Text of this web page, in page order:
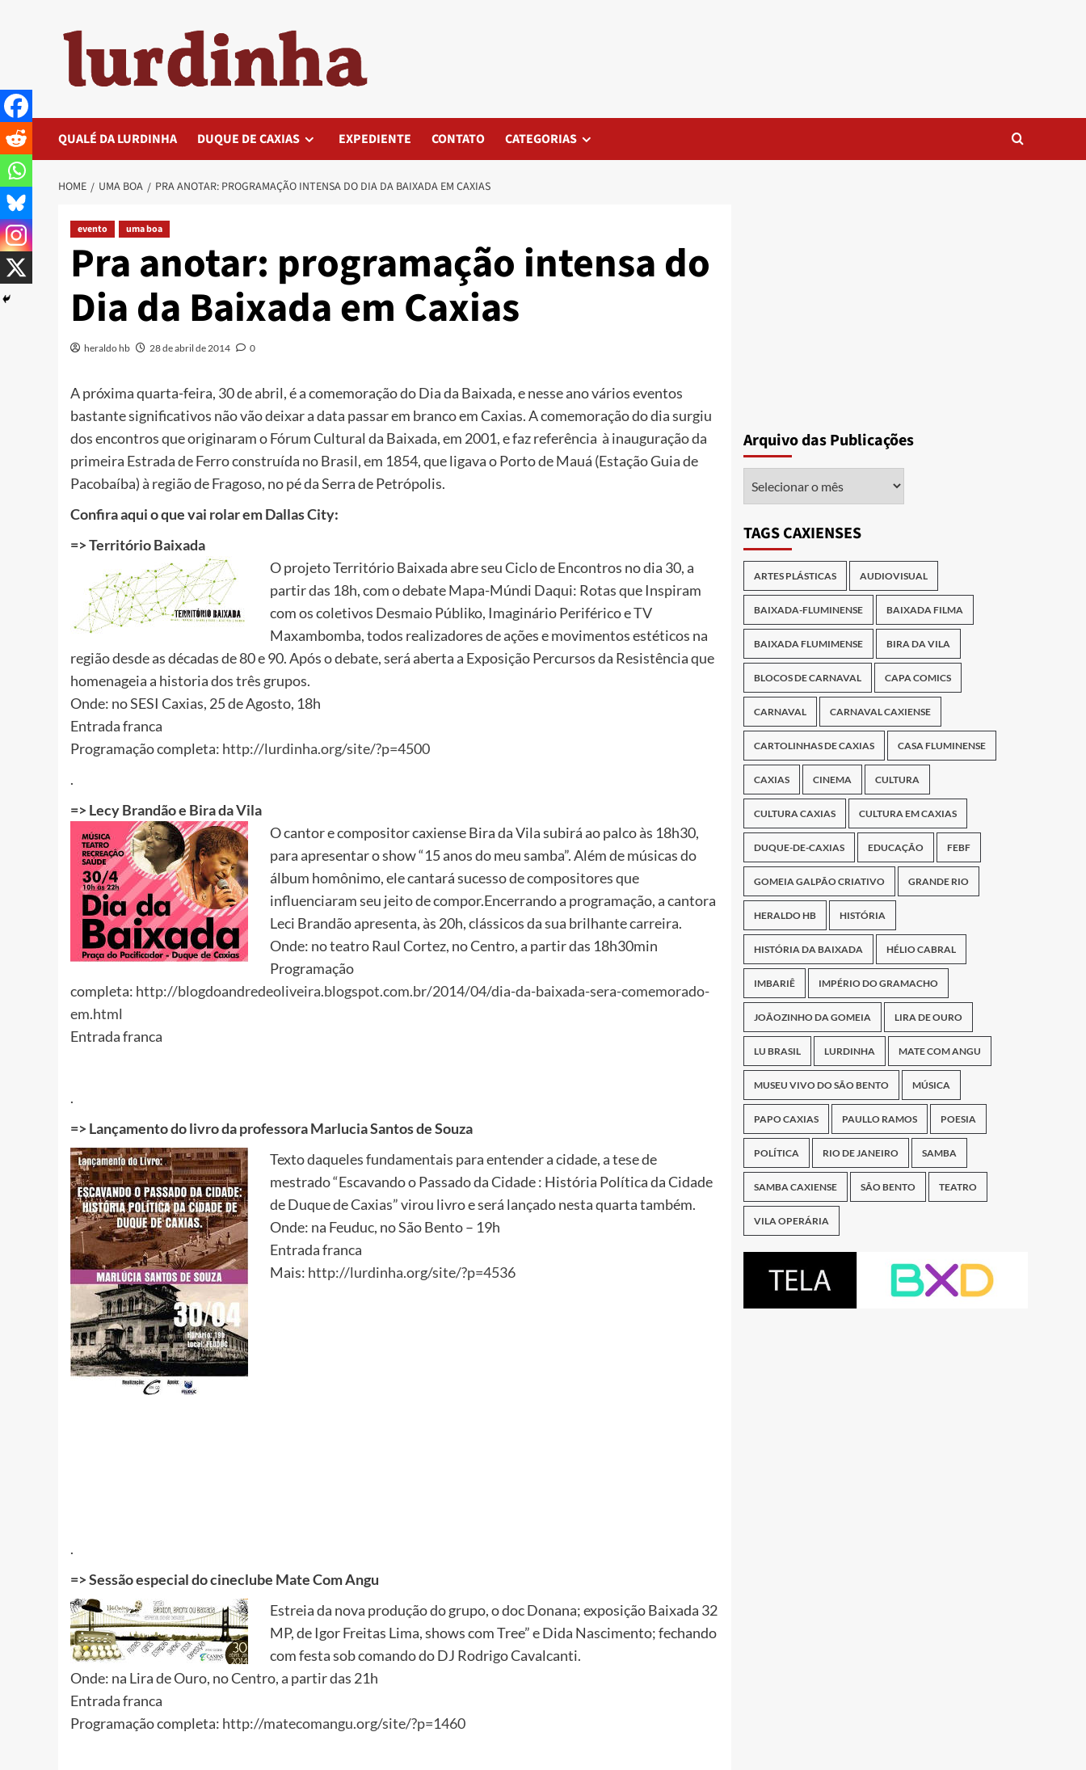
QUALÉ DA LURDINHA DUQUE DE CAXIAS EXPEDIENTE CONTATO CATEGORIAS
HOME UMA BOA PRA ANOTAR: PROGRAMAÇÃO INTENSA DO DIA DA BAIXADA EM CAXIAS
evento uma boa
Pra anotar: programação intensa do
Dia da Baixada em Caxias
heraldo hb 28 de abril de 2014 0
A próxima quarta-feira, 30 de abril, é a comemoração do Dia da Baixada, e nesse ano vários eventos
bastante significativos não vão deixar a data passar em branco em Caxias. A comemoração do dia surgiu
dos encontros que originaram o Fórum Cultural da Baixada, em 2001, e faz referência à inauguração da
primeira Estrada de Ferro construída no Brasil, em 1854, que ligava o Porto de Mauá (Estação Guia de
Pacobaíba) à região de Fragoso, no pé da Serra de Petrópolis.
Confira aqui o que vai rolar em Dallas City:
=> Território Baixada
O projeto Território Baixada abre seu Ciclo de Encontros no dia 30, a
partir das 18h, com o debate Mapa-Múndi Daqui: Rotas que Inspiram
com os coletivos Desmaio Públiko, Imaginário Periférico e TV
Maxambomba, todos realizadores de ações e movimentos estéticos na
região desde as décadas de 80 e 90. Após o debate, será aberta a Exposição Percursos da Resistência que
homenageia a historia dos três grupos.
Onde: no SESI Caxias, 25 de Agosto, 18h
Entrada franca
Programação completa: http://lurdinha.org/site/?p=4500
.
=> Lecy Brandão e Bira da Vila
O cantor e compositor caxiense Bira da Vila subirá ao palco às 18h30,
para apresentar o show “15 anos do meu samba”. Além de músicas do
álbum homônimo, ele cantará sucesso de compositores que
influenciaram seu jeito de compor.Encerrando a programação, a cantora
Leci Brandão apresenta, às 20h, clássicos da sua brilhante carreira.
Onde: no teatro Raul Cortez, no Centro, a partir das 18h30min
Programação
completa: http://blogdoandredeoliveira.blogspot.com.br/2014/04/dia-da-baixada-sera-comemorado-
em.html
Entrada franca
.
=> Lançamento do livro da professora Marlucia Santos de Souza
Texto daqueles fundamentais para entender a cidade, a tese de
mestrado “Escavando o Passado da Cidade : História Política da Cidade
de Duque de Caxias” virou livro e será lançado nesta quarta também.
Onde: na Feuduc, no São Bento – 19h
Entrada franca
Mais: http://lurdinha.org/site/?p=4536
.
=>Sessão especial do cineclube Mate Com Angu
Estreia da nova produção do grupo, o doc Donana; exposição Baixada 32
MP, de Igor Freitas Lima,shows com Tree” e Dida Nascimento; fechando
com festa sob comando do DJ Rodrigo Cavalcanti.
Onde: na Lira de Ouro, no Centro, a partir das 21h
Entrada franca
Programação completa: http://matecomangu.org/site/?p=1460
Arquivo das Publicações
TAGS CAXIENSES
ARTES PLÁSTICAS AUDIOVISUAL
BAIXADA-FLUMINENSE BAIXADA FILMA
BAIXADA FLUMIMENSE BIRA DA VILA
BLOCOS DE CARNAVAL CAPA COMICS
CARNAVAL CARNAVAL CAXIENSE
CARTOLINHAS DE CAXIAS CASA FLUMINENSE
CAXIAS CINEMA CULTURA
CULTURA CAXIAS CULTURA EM CAXIAS
DUQUE-DE-CAXIAS EDUCAÇÃO FEBF
GOMEIA GALPÃO CRIATIVO GRANDE RIO
HERALDO HB HISTÓRIA
HISTÓRIA DA BAIXADA HÉLIO CABRAL
IMBARIÊ IMPÉRIO DO GRAMACHO
JOÃOZINHO DA GOMEIA LIRA DE OURO
LU BRASIL LURDINHA MATE COM ANGU
MUSEU VIVO DO SÃO BENTO MÚSICA
PAPO CAXIAS PAULLO RAMOS POESIA
POLÍTICA RIO DE JANEIRO SAMBA
SAMBA CAXIENSE SÃO BENTO TEATRO
VILA OPERÁRIA